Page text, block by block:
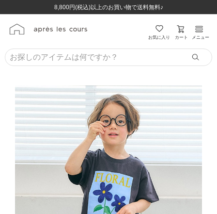
8,800円(税込)以上のお買い物で送料無料♪
ほぼ全品半額！！8/12(水)お昼12:59まで！！
8,800円(税込)以上のお買い物で送料無料♪
ほぼ全品半額！！8/12(水)お昼12:59まで！！
お気に入り カート メニュー